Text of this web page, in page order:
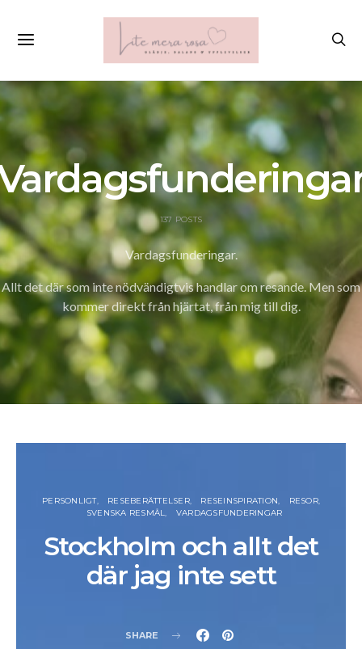
137 POSTS
Vardagsfunderingar.
Allt det där som inte nödvändigtvis handlar om resande. Men som
kommer direkt från hjärtat, från mig till dig.
PERSONLIGT RESEBERÄTTELSER RESEINSPIRATION
RESOR
SVENSKA RESMÅL
VARDAGSFUNDERINGAR
Stockholm och allt det
där jag inte sett
SHARE